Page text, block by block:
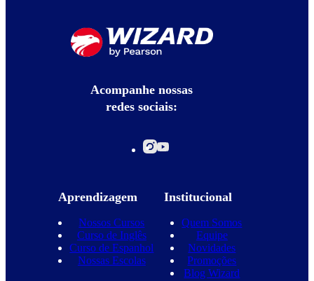
Acompanhe nossas
redes sociais:
Aprendizagem
Nossos Cursos
Curso de Inglês
Curso de Espanhol
Nossas Escolas
Institucional
Quem Somos
Equipe
Novidades
Promoções
Blog Wizard